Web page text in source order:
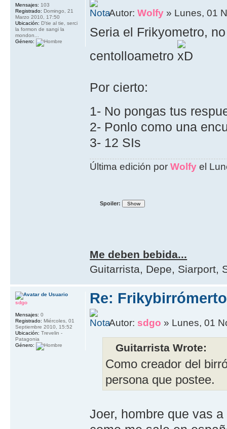
Autor:Wolfy » Lunes, 01
Seria el Frikyometro,
centolloametro
Por cierto:
1- No pongas tus
2- Ponlo como una
3- 12 SIs
Última edición porWolfy el
Spoiler:
Me deben bebida...
Guitarrista, Depe, Siarport,
Mensajes: 103
Registrado: Domingo, 21
Marzo 2010, 17:50
Ubicación: D'tie al tie, serci
la formon de sangi la
mondon...
Género:
Re:
Autor: sdgo » Lunes, 01
Guitarrista Wrote:
Como creador del
persona que postee.
Joer, hombre que vas
sdgo
Mensajes: 0
Registrado: Miércoles, 01
Septiembre 2010, 15:52
Ubicación: Trevelin -
Patagonia
Género: